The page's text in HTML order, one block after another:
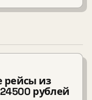
рейсы из
рублей